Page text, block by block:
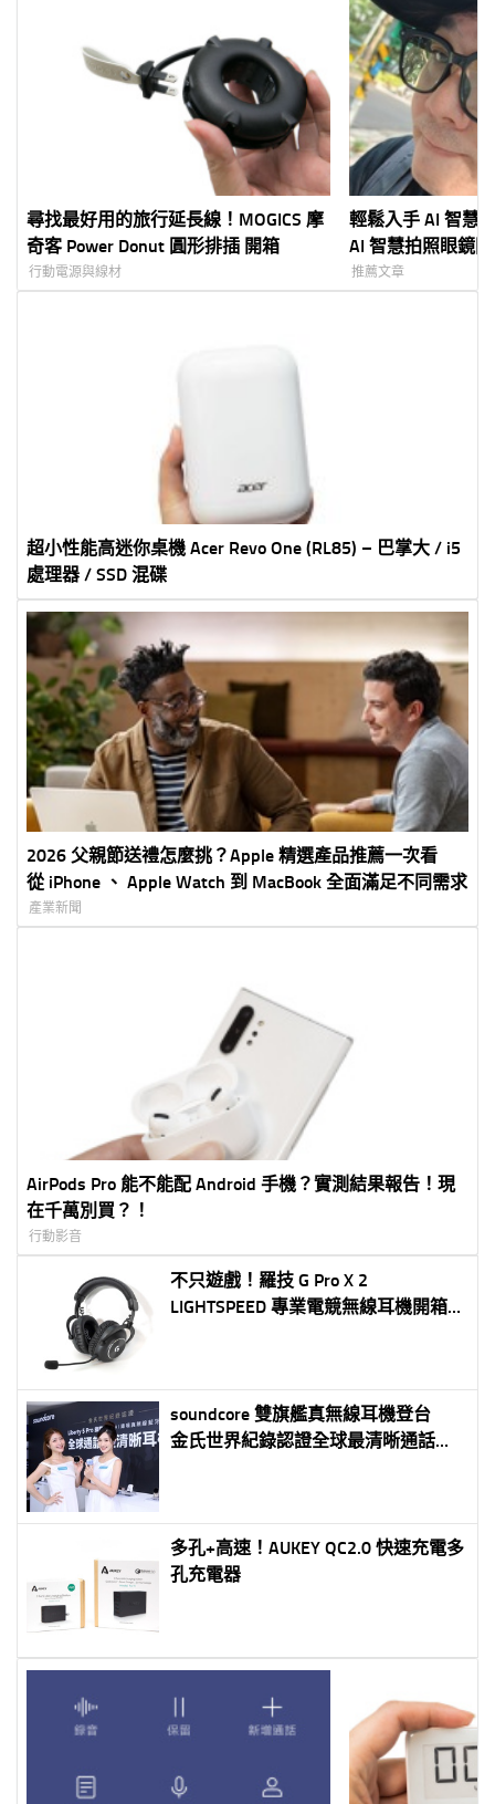
尋找最好用的旅行延長線！MOGICS 摩
奇客 Power Donut 圓形排插 開箱
行動電源與線材
輕鬆入手 AI 智慧
AI 智慧拍照眼鏡
推薦文章
超小性能高迷你桌機 Acer Revo One (RL85) – 巴掌大 / i5
處理器 / SSD 混碟
2026 父親節送禮怎麼挑？Apple 精選產品推薦一次看
從 iPhone 、 Apple Watch 到 MacBook 全面滿足不同需求
產業新聞
AirPods Pro 能不能配 Android 手機？實測結果報告！現
在千萬別買？！
行動影音
不只遊戲！羅技 G Pro X 2
LIGHTSPEED 專業電競無線耳機開箱分
soundcore 雙旗艦真無線耳機登台
金氏世界紀錄認證全球最清晰通話
多孔+高速！AUKEY QC2.0 快速充電多
孔充電器